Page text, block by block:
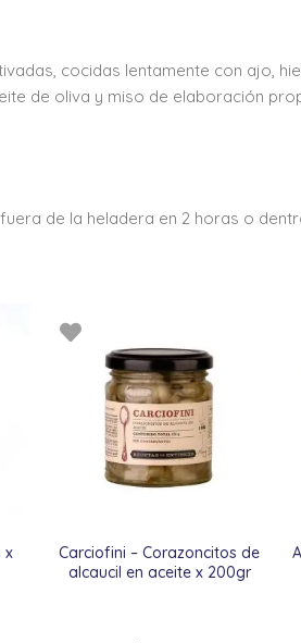
cocidas lentamente con ajo,
de oliva y miso de elaboración
de la heladera en 2 horas o
x
Carciofini – Corazoncitos de
alcaucil en aceite x 200gr